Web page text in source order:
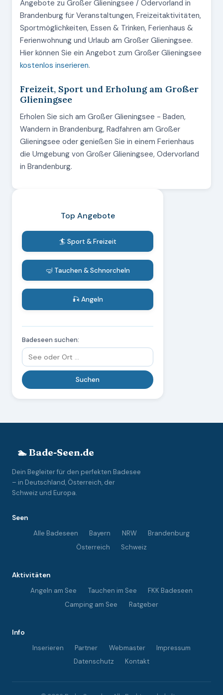
Angebote zu Großer Glieningsee / Odervorland in
Brandenburg für Veranstaltungen, Freizeitaktivitäten,
Sportmöglichkeiten, Essen & Trinken, Ferienhaus &
Ferienwohnung und Urlaub am Großer Glieningsee.
Hier können Sie ein Angebot zum Großer Glieningsee
kostenlos inserieren.
Freizeit, Sport und Erholung am Großer
Glieningsee
Erholen Sie sich am Großer Glieningsee - Baden,
Wandern in Brandenburg, Radfahren am Großer
Glieningsee oder genießen Sie in einem Ferienhaus
die Umgebung von Großer Glieningsee, Odervorland
in Brandenburg.
Top Angebote
🏄 Sport & Freizeit
🤿 Tauchen & Schnorcheln
🎣 Angeln
Badeseen suchen:
🏊 Bade-Seen.de
Dein Begleiter für den perfekten Badesee
– in Deutschland, Österreich, der
Schweiz und Europa.
Seen
Alle Badeseen
Bayern NRW
Brandenburg
Österreich
Schweiz
Aktivitäten
Angeln am See
Tauchen im See
FKK Badeseen
Camping am See
Ratgeber
Info
Inserieren
Partner Webmaster
Impressum
Datenschutz
Kontakt